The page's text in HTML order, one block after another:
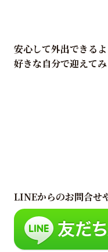
安心して外出できる
好きな自分で迎えて
LINEからのお問合せ